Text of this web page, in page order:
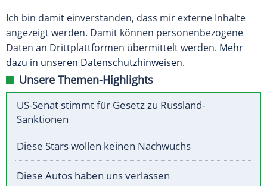
Ich bin damit einverstanden, dass mir externe Inhalte
angezeigt werden. Damit können personenbezogene
Daten an Drittplattformen übermittelt werden. Mehr
dazu in unseren Datenschutzhinweisen.
Unsere Themen-Highlights
US-Senat stimmt für Gesetz zu Russland-
Sanktionen
Diese Stars wollen keinen Nachwuchs
Diese Autos haben uns verlassen